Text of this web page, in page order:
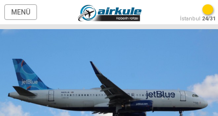
MENÜ
İstanbul 24/31